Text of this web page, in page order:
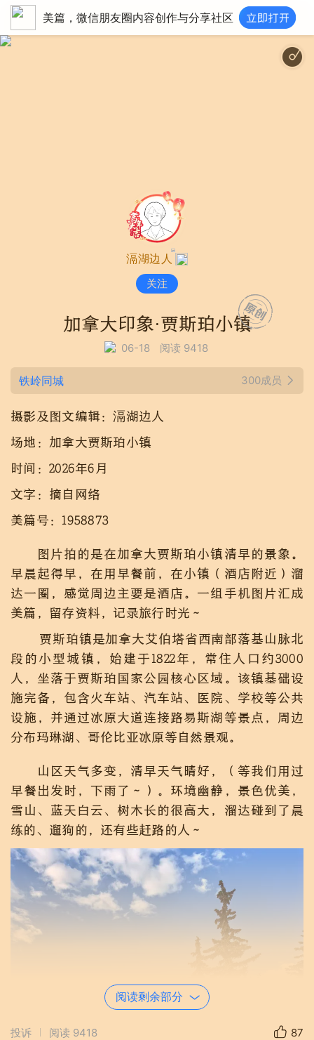
美篇，微信朋友圈内容创作与分享社区
滆湖边人
关注
加拿大印象·贾斯珀小镇
06-18 阅读 9418
铁岭同城 300成员
摄影及图文编辑：滆湖边人
场地：加拿大贾斯珀小镇
时间：2026年6月
文字：摘自网络
美篇号：1958873
图片拍的是在加拿大贾斯珀小镇清早的景象。
早晨起得早，在用早餐前，在小镇（酒店附近）溜
达一圈，感觉周边主要是酒店。一组手机图片汇成
美篇，留存资料，记录旅行时光～
贾斯珀镇是加拿大艾伯塔省西南部落基山脉北
段的小型城镇，始建于1822年，常住人口约3000
人，坐落于贾斯珀国家公园核心区域。该镇基础设
施完备，包含火车站、汽车站、医院、学校等公共
设施，并通过冰原大道连接路易斯湖等景点，周边
分布玛琳湖、哥伦比亚冰原等自然景观。
山区天气多变，清早天气晴好，（等我们用过
早餐出发时，下雨了～）。环境幽静，景色优美，
雪山、蓝天白云、树木长的很高大，溜达碰到了晨
练的、遛狗的，还有些赶路的人～
阅读剩余部分
投诉 阅读 9418 87